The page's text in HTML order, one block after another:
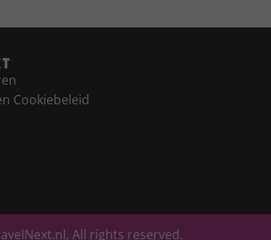
Cookiebeleid
All rights reserved.